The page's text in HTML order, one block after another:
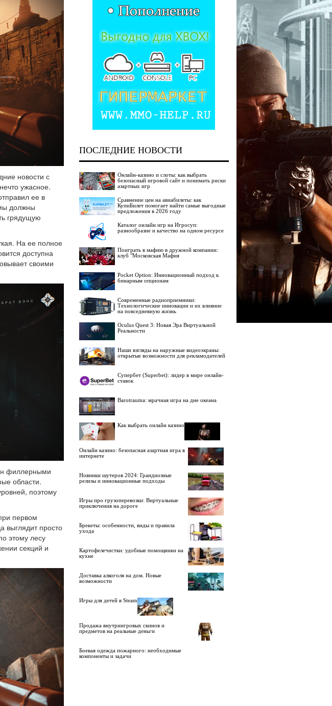
новости с
ужасное.
ее в
должны
грядущую
На ее полное
доступна
своими
филлерными
области.
поэтому
первом
выглядит просто
этому лесу
секций и
ПОСЛЕДНИЕ НОВОСТИ
Онлайн-казино и слоты: как выбрать
безопасный игровой сайт и понимать риски
азартных игр
Сравнение цен на авиабилеты: как
КупиБилет помогает найти самые выгодные
предложения в 2026 году
Каталог онлайн игр на Игросуп:
разнообразие и качество на одном ресурсе
Поиграть в мафию в дружной компании:
клуб "Московская Мафия
Pocket Option: Инновационный подход к
бинарным опционам
Современные радиоприемники:
Технологические инновации и их влияние
на повседневную жизнь
Oculus Quest 3: Новая Эра Виртуальной
Реальности
Наши взгляды на наружные видеоэкраны:
открытые возможности для рекламодателей
Супербет (Superbet): лидер в мире онлайн-
ставок
Barotrauma: мрачная игра на дне океана
Как выбрать онлайн казино
Онлайн казино: безопасная азартная игра в
интернете
Новинки шутеров 2024: Грандиозные
релизы и инновационные подходы
Игры про грузоперевозки: Виртуальные
приключения на дороге
Брекеты: особенности, виды и правила
ухода
Картофелечистки: удобные помощники на
кухне
Доставка алкоголя на дом. Новые
возможности
Игры для детей в Steam
Продажа внутриигровых скинов и
предметов на реальные деньги
Боевая одежда пожарного: необходимые
компоненты и задачи